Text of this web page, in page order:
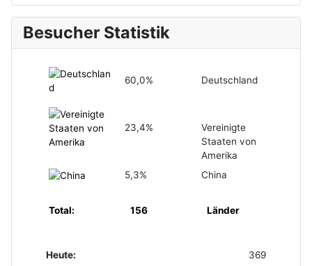
Besucher Statistik
60,0% Deutschland
23,4%
Vereinigte
Staaten von
Amerika
5,3%
China
Total: 156 Länder
Heute:
369